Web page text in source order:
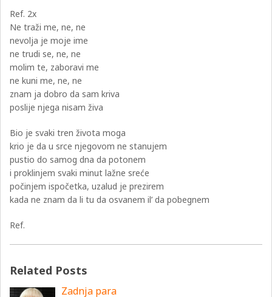
Ref. 2x
Ne traži me, ne, ne
nevolja je moje ime
ne trudi se, ne, ne
molim te, zaboravi me
ne kuni me, ne, ne
znam ja dobro da sam kriva
poslije njega nisam živa
Bio je svaki tren života moga
krio je da u srce njegovom ne stanujem
pustio do samog dna da potonem
i proklinjem svaki minut lažne sreće
počinjem ispočetka, uzalud je prezirem
kada ne znam da li tu da osvanem il’ da pobegnem
Ref.
Related Posts
Zadnja para